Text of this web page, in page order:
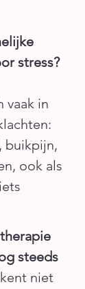
stress?
vaak in
buikpijn,
ook als
steeds
niet